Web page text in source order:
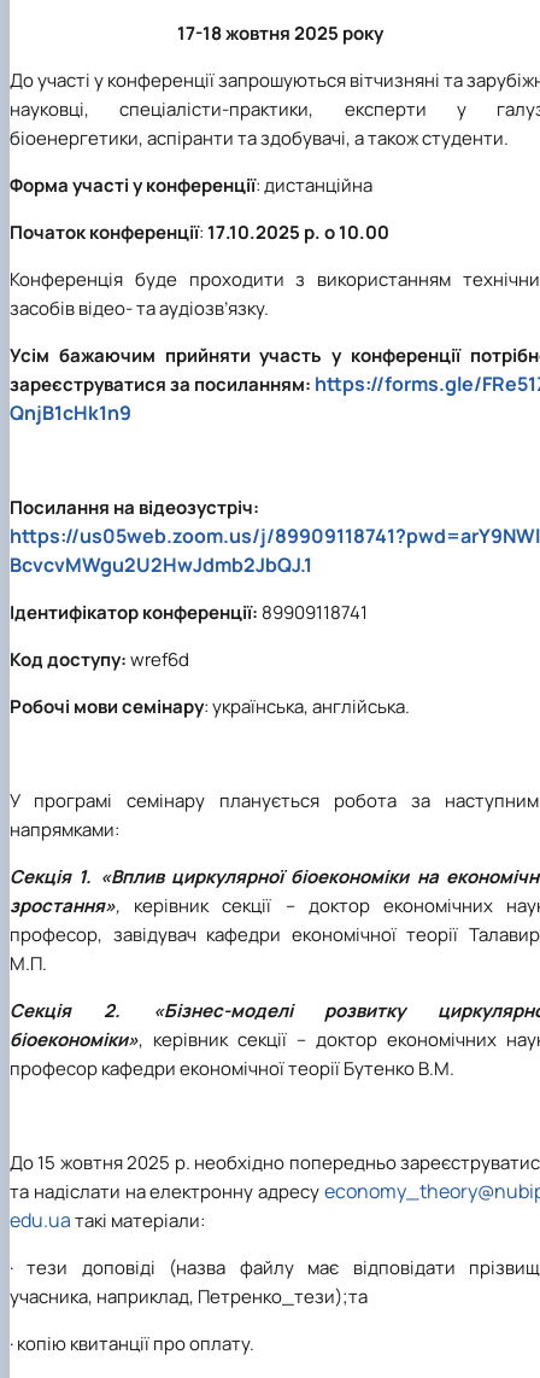
17-18 жовтня 2025 року
До участі у конференції запрошуються вітчизняні та
науковці, спеціалісти-практики, експерти у
біоенергетики, аспіранти та здобувачі, а також студенти.
Форма участі у конференції: дистанційна
Початок конференції: 17.10.2025 р. о 10.00
Конференція буде проходити з використанням
засобів відео- та аудіозв’язку.
Усім бажаючим прийняти участь у конференції
зареєструватися за посиланням: https://forms.gle/
QnjB1cHk1n9
Посилання на відеозустріч:
https://us05web.zoom.us/j/89909118741?pwd=arY9NWl
BcvcvMWgu2U2HwJdmb2JbQJ.1
Ідентифікатор конференції: 89909118741
Код доступу:wref6d
Робочі мови семінару: українська, англійська.
У програмі семінару планується робота за
напрямками:
Секція 1. «Вплив циркулярної біоекономіки на
зростання», керівник секції – доктор економічних
професор, завідувач кафедри економічної теорії
М.П.
Секція 2. «Бізнес-моделі розвитку
біоекономіки», керівник секції – доктор економічних
професор кафедри економічної теорії Бутенко В.М.
До 15 жовтня 2025 р. необхідно попередньо
та надіслати на електронну адресу
edu.uaтакі матеріали:
· тези доповіді (назва файлу має відповідати
учасника, наприклад, Петренко_тези);та
· копію квитанції про оплату.